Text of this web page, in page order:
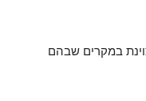
במקרים שבהם